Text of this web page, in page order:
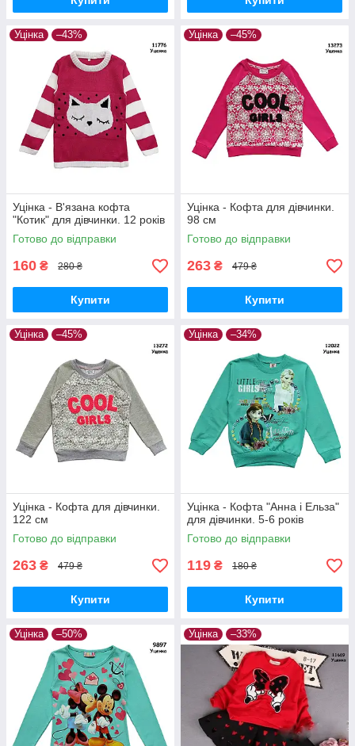
Уцінка –43%
Уцінка - В'язана кофта
"Котик" для дівчинки. 12 років
Готово до відправки
160 ₴ 280 ₴
Купити
Уцінка –45%
Уцінка - Кофта для дівчинки.
98 см
Готово до відправки
263 ₴ 479 ₴
Купити
Уцінка –45%
Уцінка - Кофта для дівчинки.
122 см
Готово до відправки
263 ₴ 479 ₴
Купити
Уцінка –34%
Уцінка - Кофта "Анна і Ельза"
для дівчинки. 5-6 років
Готово до відправки
119 ₴ 180 ₴
Купити
Уцінка –50% Уцінка –33%